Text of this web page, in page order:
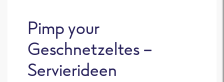
Pimp your
Geschnetzeltes –
Servierideen